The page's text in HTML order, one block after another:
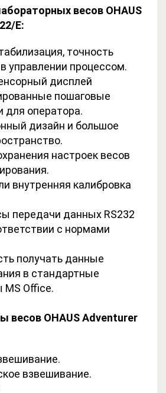
весов OHAUS
E:
точность
в управлении процессом.
дисплей
пошаговые
для оператора.
дизайн и большое
настроек весов
внутренняя калибровка
передачи данных RS232
с нормами
получать данные
в стандартные
Office.
весов OHAUS Adventurer
взвешивание.